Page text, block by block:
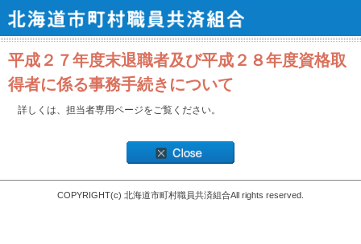
平成２７年度末退職者及び平成２８年度資格取
得者に係る事務手続きについて
詳しくは、担当者専用ページをご覧ください。
COPYRIGHT(c) 北海道市町村職員共済組合All rights reserved.